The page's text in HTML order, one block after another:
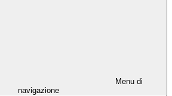
Menu di
navigazione